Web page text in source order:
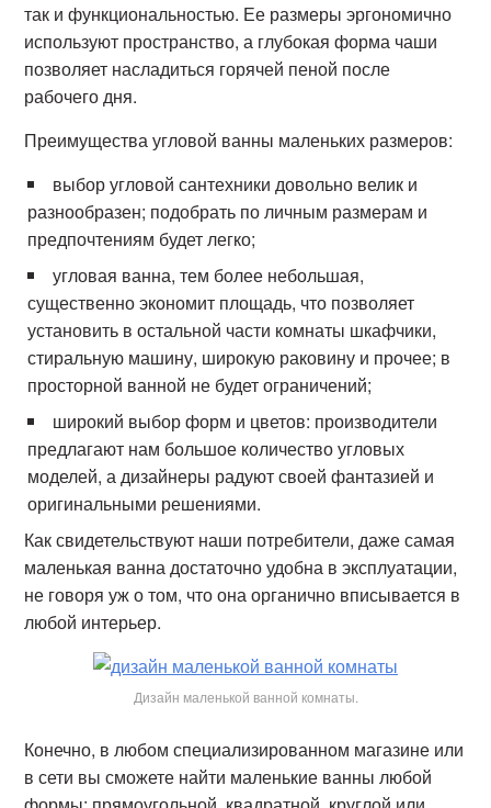
так и функциональностью. Ее размеры эргономично
используют пространство, а глубокая форма чаши
позволяет насладиться горячей пеной после
рабочего дня.
Преимущества угловой ванны маленьких размеров:
выбор угловой сантехники довольно велик и
разнообразен; подобрать по личным размерам и
предпочтениям будет легко;
угловая ванна, тем более небольшая,
существенно экономит площадь, что позволяет
установить в остальной части комнаты шкафчики,
стиральную машину, широкую раковину и прочее; в
просторной ванной не будет ограничений;
широкий выбор форм и цветов: производители
предлагают нам большое количество угловых
моделей, а дизайнеры радуют своей фантазией и
оригинальными решениями.
Как свидетельствуют наши потребители, даже самая
маленькая ванна достаточно удобна в эксплуатации,
не говоря уж о том, что она органично вписывается в
любой интерьер.
Дизайн маленькой ванной комнаты.
Конечно, в любом специализированном магазине или
в сети вы сможете найти маленькие ванны любой